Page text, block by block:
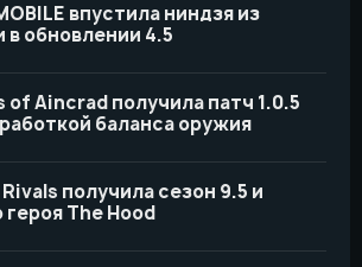
впустила ниндзя из
в обновлении 4.5
of Aincrad получила патч 1.0.5
баланса оружия
получила сезон 9.5 и
героя The Hood